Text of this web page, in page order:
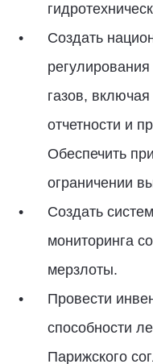
Создать
газов,
отчетности и
Обеспечить
ограничении
Создать
мониторинга
мерзлоты.
Провести
способности
Парижского